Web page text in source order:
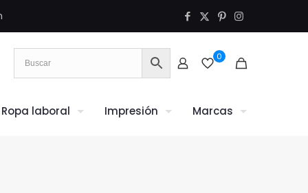
0
Ropa laboral Impresión Marcas